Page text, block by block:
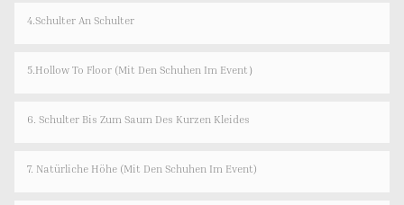
4.Schulter An Schulter
5.Hollow To Floor (Mit Den Schuhen Im Event）
6. Schulter Bis Zum Saum Des Kurzen Kleides
7. Natürliche Höhe (mit Den Schuhen Im Event)